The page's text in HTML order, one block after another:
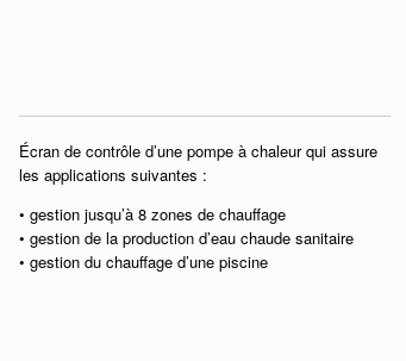
Écran de contrôle d’une pompe à chaleur qui assure
les applications suivantes :
• gestion jusqu’à 8 zones de chauffage
• gestion de la production d’eau chaude sanitaire
• gestion du chauffage d’une piscine